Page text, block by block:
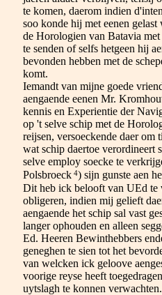
te komen, daerom indien
soo konde hij met eenen
de Horologien van Batavia
te senden of selfs hetgeen hij
bevonden hebben met de
komt.
Iemandt van mijne goede
aengaende eenen Mr.
kennis en Experientie der
op 't selve schip met de
reijsen, versoeckende daer om
wat schip daertoe verordineert
selve employ soecke te
Polsbroeck 4) sijn gunste aen
Dit heb ick belooft van UEd te
obligeren, indien mij gelieft
aengaende het schip sal vast
langer ophouden en alleen
Ed. Heeren Bewinthebbers
geneghen te sien tot het
van welcken ick geloove
voorige reyse heeft
uytslagh te konnen